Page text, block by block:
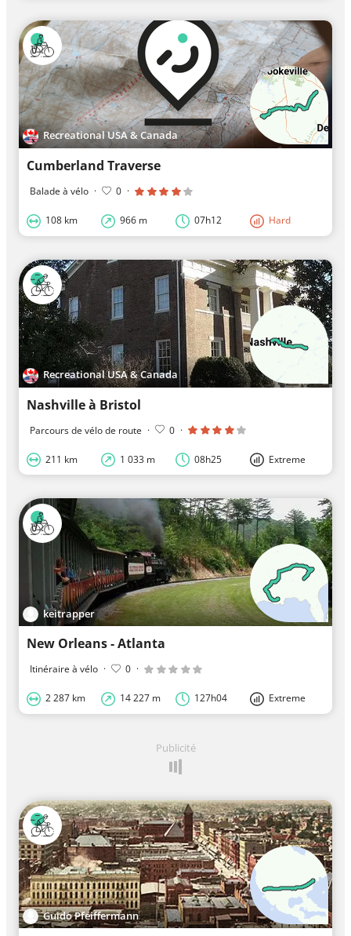
Recreational USA & Canada
Cumberland Traverse
Balade à vélo · 0 ·
108 km 966 m 07h12 Hard
Recreational USA & Canada
Nashville à Bristol
Parcours de vélo de route · 0 ·
211 km 1 033 m 08h25 Extreme
keitrapper
New Orleans - Atlanta
Itinéraire à vélo · 0 ·
2 287 km 14 227 m 127h04 Extreme
Publicité
Guido Pfeiffermann